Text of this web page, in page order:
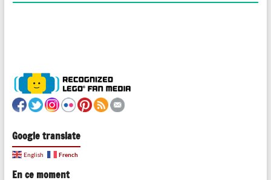
Google translate
English French
En ce moment